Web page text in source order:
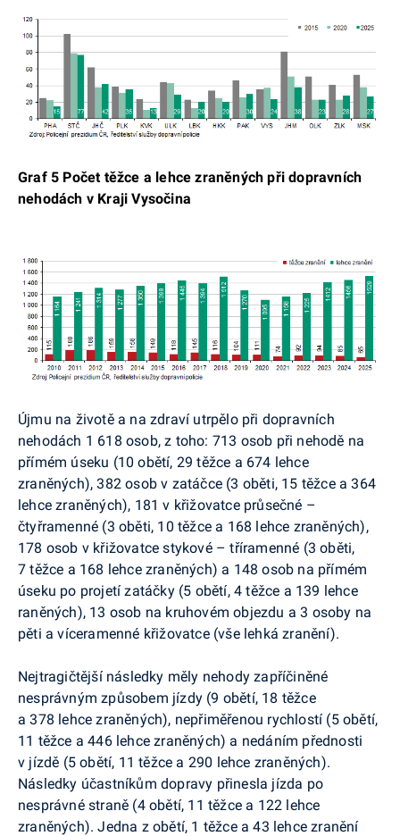
Graf 5 Počet těžce a lehce zraněných při dopravních
nehodách v Kraji Vysočina
Újmu na životě a na zdraví utrpělo při dopravních
nehodách 1 618 osob, z toho: 713 osob při nehodě na
přímém úseku (10 obětí, 29 těžce a 674 lehce
zraněných), 382 osob v zatáčce (3 oběti, 15 těžce a 364
lehce zraněných), 181 v křižovatce průsečné –
čtyřramenné (3 oběti, 10 těžce a 168 lehce zraněných),
178 osob v křižovatce stykové – tříramenné (3 oběti,
7 těžce a 168 lehce zraněných) a 148 osob na přímém
úseku po projetí zatáčky (5 obětí, 4 těžce a 139 lehce
raněných), 13 osob na kruhovém objezdu a 3 osoby na
pěti a víceramenné křižovatce (vše lehká zranění).
Nejtragičtější následky měly nehody zapříčiněné
nesprávným způsobem jízdy (9 obětí, 18 těžce
a 378 lehce zraněných), nepřiměřenou rychlostí (5 obětí,
11 těžce a 446 lehce zraněných) a nedáním přednosti
v jízdě (5 obětí, 11 těžce a 290 lehce zraněných).
Následky účastníkům dopravy přinesla jízda po
nesprávné straně (4 obětí, 11 těžce a 122 lehce
zraněných). Jedna z obětí, 1 těžce a 43 lehce zranění